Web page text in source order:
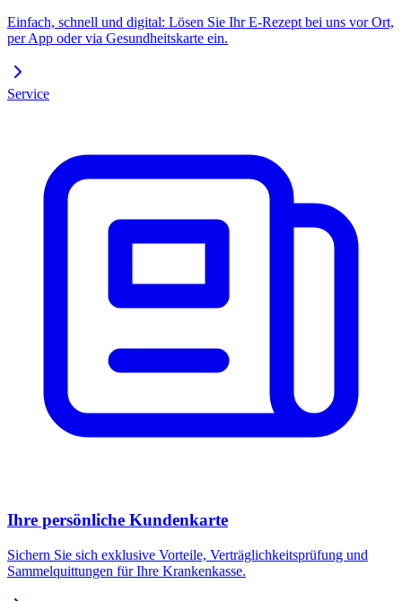
Einfach, schnell und digital: Lösen Sie Ihr E-Rezept bei uns vor Ort,
per App oder via Gesundheitskarte ein.
Service
Ihre persönliche Kundenkarte
Sichern Sie sich exklusive Vorteile, Verträglichkeitsprüfung und
Sammelquittungen für Ihre Krankenkasse.